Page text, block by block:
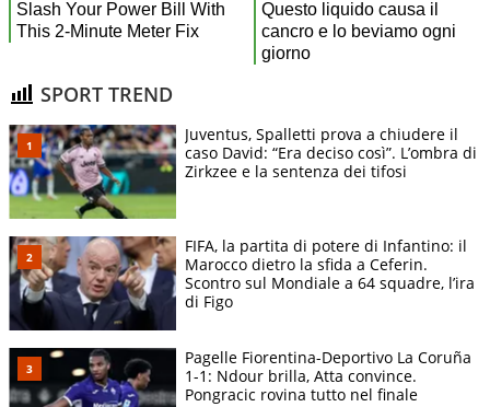
SPORT TREND
Juventus, Spalletti prova a chiudere il
caso David: “Era deciso così”. L’ombra di
Zirkzee e la sentenza dei tifosi
FIFA, la partita di potere di Infantino: il
Marocco dietro la sfida a Ceferin.
Scontro sul Mondiale a 64 squadre, l’ira
di Figo
Pagelle Fiorentina-Deportivo La Coruña
1-1: Ndour brilla, Atta convince.
Pongracic rovina tutto nel finale